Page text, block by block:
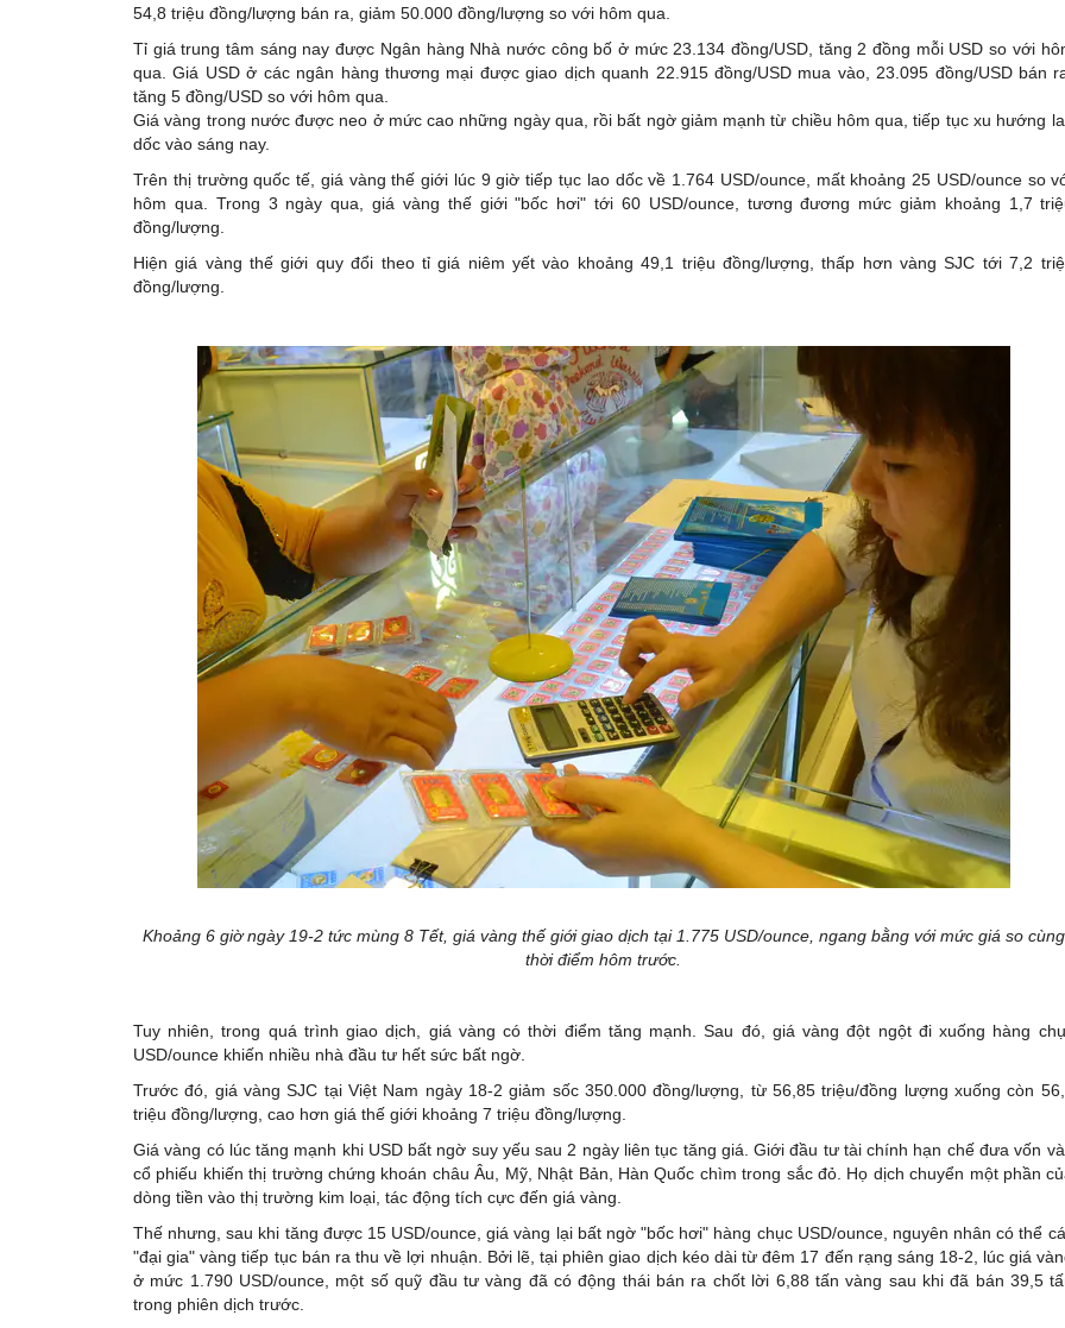
54,8 triệu đồng/lượng bán ra, giảm 50.000 đồng/lượng so với hôm qua.
Tỉ giá trung tâm sáng nay được Ngân hàng Nhà nước công bố ở mức 23.134 đồng/USD, tăng 2 đồng mỗi USD so với
qua. Giá USD ở các ngân hàng thương mại được giao dịch quanh 22.915 đồng/USD mua vào, 23.095 đồng/USD bán
tăng 5 đồng/USD so với hôm qua.
Giá vàng trong nước được neo ở mức cao những ngày qua, rồi bất ngờ giảm mạnh từ chiều hôm qua, tiếp tục xu hướng
dốc vào sáng nay.
Trên thị trường quốc tế, giá vàng thế giới lúc 9 giờ tiếp tục lao dốc về 1.764 USD/ounce, mất khoảng 25 USD/ounce so
hôm qua. Trong 3 ngày qua, giá vàng thế giới "bốc hơi" tới 60 USD/ounce, tương đương mức giảm khoảng 1,7
đồng/lượng.
Hiện giá vàng thế giới quy đổi theo tỉ giá niêm yết vào khoảng 49,1 triệu đồng/lượng, thấp hơn vàng SJC tới 7,2
đồng/lượng.
Khoảng 6 giờ ngày 19-2 tức mùng 8 Tết, giá vàng thế giới giao dịch tại 1.775 USD/ounce, ngang bằng với mức giá so cùng
thời điểm hôm trước.
Tuy nhiên, trong quá trình giao dịch, giá vàng có thời điểm tăng mạnh. Sau đó, giá vàng đột ngột đi xuống hàng
USD/ounce khiến nhiều nhà đầu tư hết sức bất ngờ.
Trước đó, giá vàng SJC tại Việt Nam ngày 18-2 giảm sốc 350.000 đồng/lượng, từ 56,85 triệu/đồng lượng xuống còn
triệu đồng/lượng, cao hơn giá thế giới khoảng 7 triệu đồng/lượng.
Giá vàng có lúc tăng mạnh khi USD bất ngờ suy yếu sau 2 ngày liên tục tăng giá. Giới đầu tư tài chính hạn chế đưa vốn
cổ phiếu khiến thị trường chứng khoán châu Âu, Mỹ, Nhật Bản, Hàn Quốc chìm trong sắc đỏ. Họ dịch chuyển một phần
dòng tiền vào thị trường kim loại, tác động tích cực đến giá vàng.
Thế nhưng, sau khi tăng được 15 USD/ounce, giá vàng lại bất ngờ "bốc hơi" hàng chục USD/ounce, nguyên nhân có thể
"đại gia" vàng tiếp tục bán ra thu về lợi nhuận. Bởi lẽ, tại phiên giao dịch kéo dài từ đêm 17 đến rạng sáng 18-2, lúc giá
ở mức 1.790 USD/ounce, một số quỹ đầu tư vàng đã có động thái bán ra chốt lời 6,88 tấn vàng sau khi đã bán 39,5
trong phiên dịch trước.